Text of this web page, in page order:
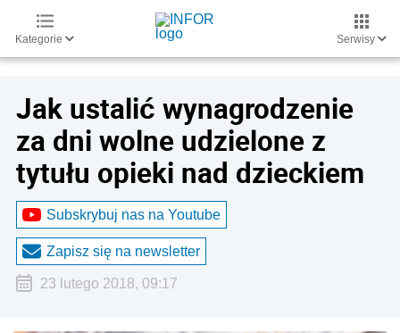
Kategorie Serwisy
Jak ustalić wynagrodzenie
za dni wolne udzielone z
tytułu opieki nad dzieckiem
Subskrybuj nas na Youtube
Zapisz się na newsletter
23 lutego 2018, 09:17